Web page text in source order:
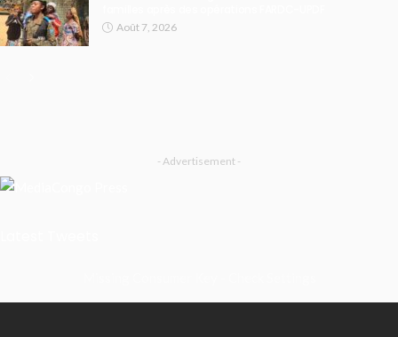
Août 7, 2026
- Advertisement -